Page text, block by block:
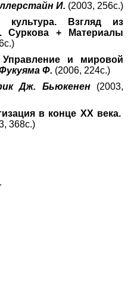
И. (2003, 256с.)
культура. Взгляд из
Суркова + Материалы
Управление и мировой
Ф. (2006, 224с.)
Дж. Бьюкенен(2003,
в конце ХХ века.
368с.)
.